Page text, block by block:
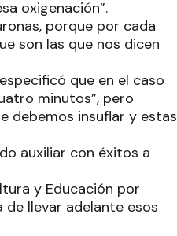
oxigenación”.
porque por cada
son las que nos dicen
que en el caso
minutos”, pero
debemos insuflar y estas
auxiliar con éxitos a
y Educación por
de llevar adelante esos